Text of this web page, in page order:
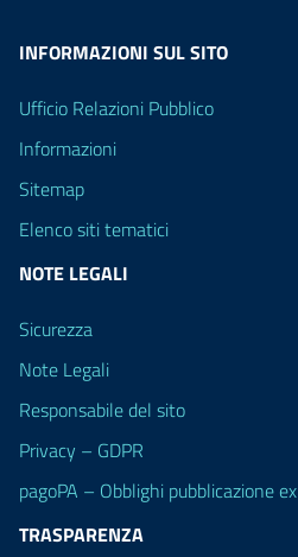
INFORMAZIONI SUL SITO
Ufficio Relazioni Pubblico
Informazioni
Sitemap
Elenco siti tematici
NOTE LEGALI
Sicurezza
Note Legali
Responsabile del sito
Privacy – GDPR
pagoPA – Obblighi pubblicazione
TRASPARENZA